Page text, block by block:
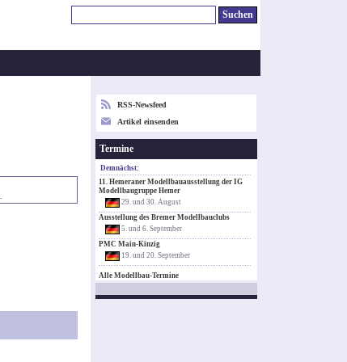
RSS-Newsfeed
Artikel einsenden
Termine
Demnächst:
11. Hemeraner Modellbauausstellung der IG
Modellbaugruppe Hemer
29. und 30. August
Ausstellung des Bremer Modellbauclubs
5. und 6. September
PMC Main-Kinzig
19. und 20. September
Alle Modellbau-Termine